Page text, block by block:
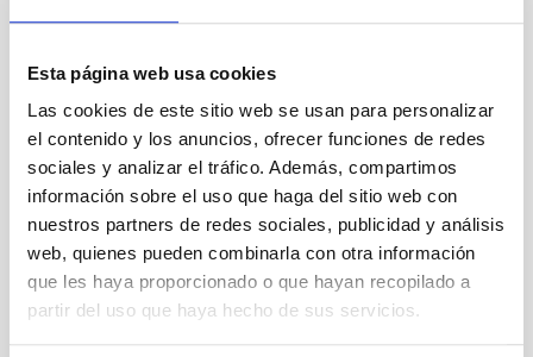
Esta página web usa cookies
Las cookies de este sitio web se usan para personalizar
el contenido y los anuncios, ofrecer funciones de redes
sociales y analizar el tráfico. Además, compartimos
información sobre el uso que haga del sitio web con
nuestros partners de redes sociales, publicidad y análisis
web, quienes pueden combinarla con otra información
que les haya proporcionado o que hayan recopilado a
partir del uso que haya hecho de sus servicios.
LISA Protocol